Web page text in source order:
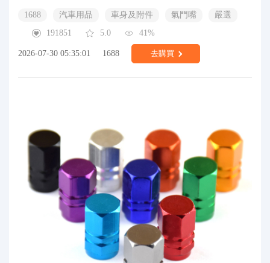
1688 汽車用品 車身及附件 氣門嘴
嚴選
191851
5.0 41%
2026-07-30 05:35:01 1688 去購買